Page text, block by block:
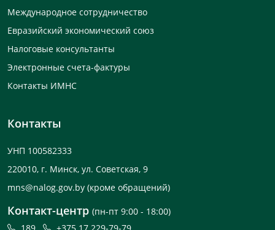
Международное сотрудничество
Евразийский экономический союз
Налоговые консультанты
Электронные счета-фактуры
Контакты ИМНС
Контакты
УНП 100582333
220010, г. Минск, ул. Советская, 9
mns@nalog.gov.by (кроме обращений)
Контакт-центр (пн-пт 9:00 - 18:00)